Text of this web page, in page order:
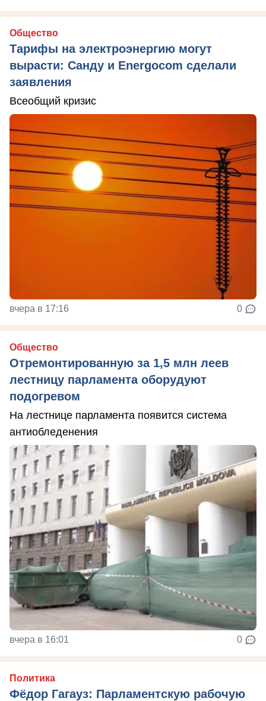
Общество
Тарифы на электроэнергию могут
вырасти: Санду и Energocom сделали
заявления
Всеобщий кризис
вчера в 17:16 0
Общество
Отремонтированную за 1,5 млн леев
лестницу парламента оборудуют
подогревом
На лестнице парламента появится система
антиобледенения
вчера в 16:01 0
Политика
Фёдор Гагауз: Парламентскую рабочую